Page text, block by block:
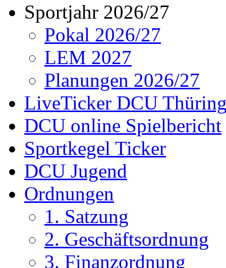
Sportjahr 2026/27
Pokal 2026/27
LEM 2027
Planungen 2026/27
LiveTicker DCU
DCU online Spielbericht
Sportkegel Ticker
DCU Jugend
Ordnungen
1. Satzung
2. Geschäftsordnung
3. Finanzordnung